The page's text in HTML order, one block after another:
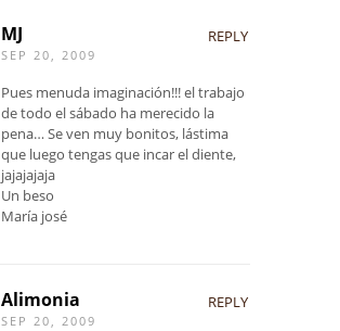
MJ
SEP 20, 2009
REPLY
Pues menuda imaginación!!! el trabajo
de todo el sábado ha merecido la
pena… Se ven muy bonitos, lástima
que luego tengas que incar el diente,
jajajajaja
Un beso
María josé
Alimonia
SEP 20, 2009
REPLY